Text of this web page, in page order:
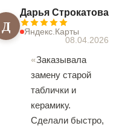
Д
Дарья Строкатова
Яндекс.Карты
08.04.2026
Заказывала
замену старой
таблички и
керамику.
Сделали быстро,